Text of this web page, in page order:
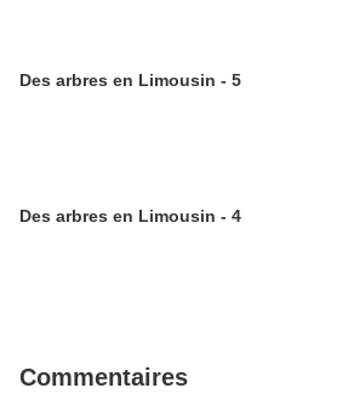
Des arbres en Limousin - 5
Des arbres en Limousin - 4
Commentaires